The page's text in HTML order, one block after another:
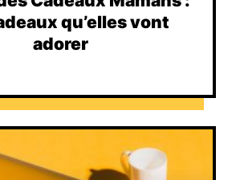
qu’elles vont
adorer